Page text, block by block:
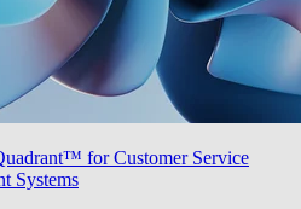
for Customer Service
Systems